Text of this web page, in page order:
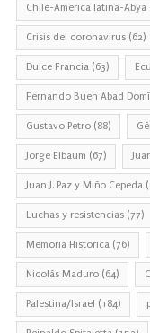
Chile-America latina-Abya
Crisis del coronavirus (62)
Dulce Francia (63)
Fernando Buen Abad
Gustavo Petro (88)
Jorge Elbaum (67)
Juan J. Paz y Miño Cepeda
Luchas y resistencias (77)
Memoria Historica (76)
Nicolás Maduro (64)
Palestina/Israel (184)